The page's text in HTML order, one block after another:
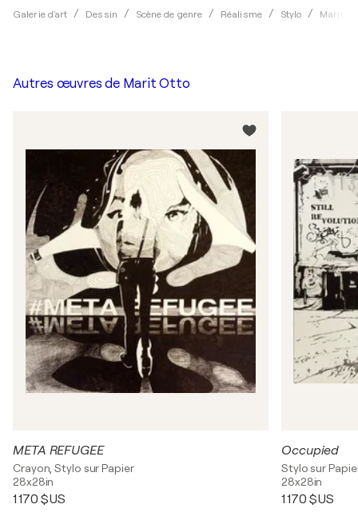
Galerie d'art Dessin Scène de genre Réalisme Stylo Marit
Autres œuvres de Marit Otto
META REFUGEE
Crayon, Stylo sur Papier
28x28in
1 170 $US
Occupied
Stylo sur
28x28in
1 170 $US